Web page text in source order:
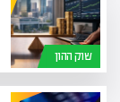
שוק ההון